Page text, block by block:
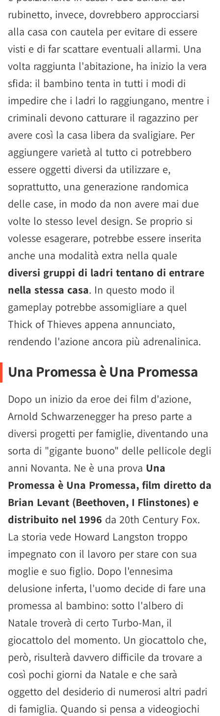
rubinetto, invece, dovrebbero approcciarsi
alla casa con cautela per evitare di essere
visti e di far scattare eventuali allarmi. Una
volta raggiunta l'abitazione, ha inizio la vera
sfida: il bambino tenta in tutti i modi di
impedire che i ladri lo raggiungano, mentre i
criminali devono catturare il ragazzino per
avere così la casa libera da svaligiare. Per
aggiungere varietà al tutto ci potrebbero
essere oggetti diversi da utilizzare e,
soprattutto, una generazione randomica
delle case, in modo da non avere mai due
volte lo stesso level design. Se proprio si
volesse esagerare, potrebbe essere inserita
anche una modalità extra nella quale
diversi gruppi di ladri tentano di entrare
nella stessa casa. In questo modo il
gameplay potrebbe assomigliare a quel
Thick of Thieves appena annunciato,
rendendo l'azione ancora più adrenalinica.
Una Promessa è Una Promessa
Dopo un inizio da eroe dei film d'azione,
Arnold Schwarzenegger ha preso parte a
diversi progetti per famiglie, diventando una
sorta di "gigante buono" delle pellicole degli
anni Novanta. Ne è una prova Una
Promessa è Una Promessa, film diretto da
Brian Levant (Beethoven, I Flinstones) e
distribuito nel 1996 da 20th Century Fox.
La storia vede Howard Langston troppo
impegnato con il lavoro per stare con sua
moglie e suo figlio. Dopo l'ennesima
delusione inferta, l'uomo decide di fare una
promessa al bambino: sotto l'albero di
Natale troverà di certo Turbo-Man, il
giocattolo del momento. Un giocattolo che,
però, risulterà davvero difficile da trovare a
così pochi giorni da Natale e che sarà
oggetto del desiderio di numerosi altri padri
di famiglia. Quando si pensa a videogiochi